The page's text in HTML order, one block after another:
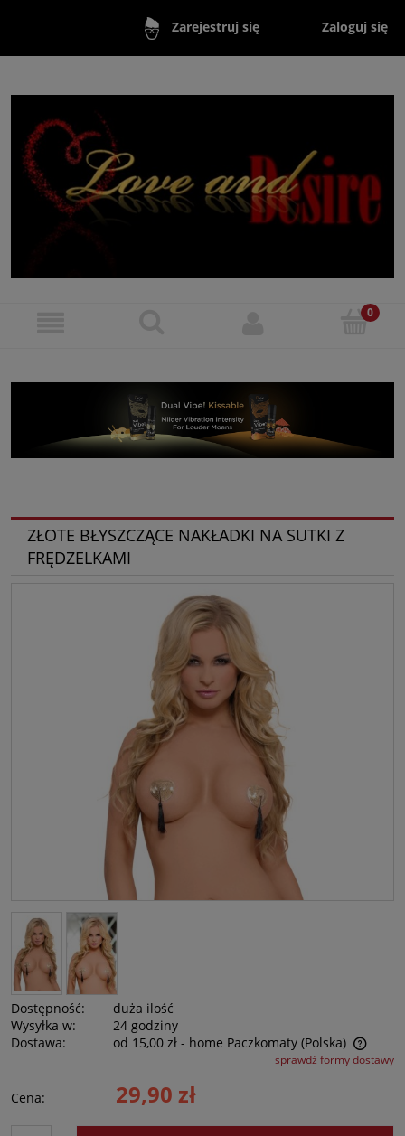
Zarejestruj się Zaloguj się
ZŁOTE BŁYSZCZĄCE NAKŁADKI NA SUTKI Z
FRĘDZELKAMI
Dostępność:
duża ilość
Wysyłka w:
24 godziny
Dostawa:
od 15,00 zł - home Paczkomaty (Polska)
Cena nie zawiera ewentualnych kosztów płatnościsprawdź formy dostawy
Cena: 29,90 zł